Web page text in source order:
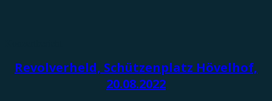
Revolverheld, Schützenplatz Hövelhof,
20.08.2022